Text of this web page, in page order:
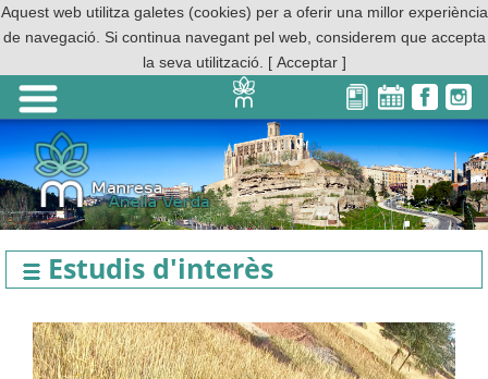
Aquest web utilitza galetes (cookies) per a oferir una millor experiència
de navegació. Si continua navegant pel web, considerem que accepta
la seva utilització. [ Acceptar ]
Estudis d'interès